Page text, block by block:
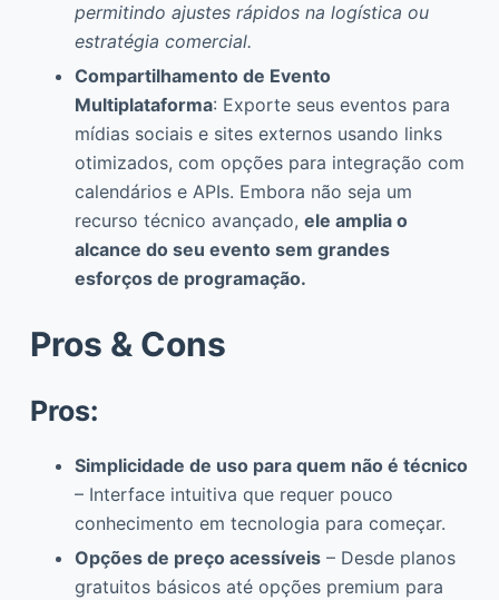
permitindo ajustes rápidos na logística ou
estratégia comercial.
Compartilhamento de Evento
Multiplataforma: Exporte seus eventos para
mídias sociais e sites externos usando links
otimizados, com opções para integração com
calendários e APIs. Embora não seja um
recurso técnico avançado, ele amplia o
alcance do seu evento sem grandes
esforços de programação.
Pros & Cons
Pros:
Simplicidade de uso para quem não é técnico
– Interface intuitiva que requer pouco
conhecimento em tecnologia para começar.
Opções de preço acessíveis– Desde planos
gratuitos básicos até opções premium para